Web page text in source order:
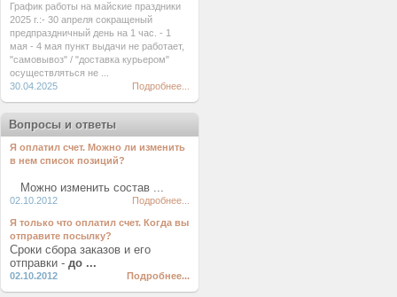
График работы на майские праздники
2025 г.:- 30 апреля сокращеный
предпраздничный день на 1 час. - 1
мая - 4 мая пункт выдачи не работает,
"самовывоз" / "доставка курьером"
осуществляться не ...
30.04.2025
Подробнее...
Вопросы и ответы
Я оплатил счет. Можно ли изменить
в нем список позиций?
Можно изменить состав ...
02.10.2012 Подробнее...
Я только что оплатил счет. Когда вы
отправите посылку?
Сроки сбора заказов и его
отправки - до ...
02.10.2012 Подробнее...